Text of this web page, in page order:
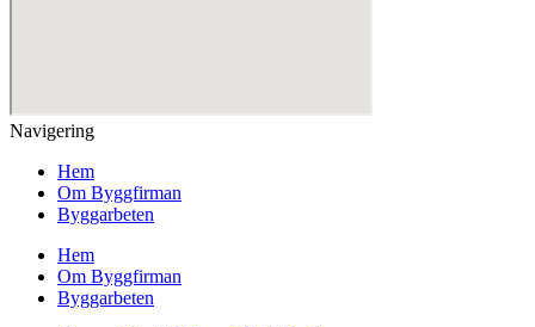
Navigering
Hem
Om Byggfirman
Byggarbeten
Hem
Om Byggfirman
Byggarbeten